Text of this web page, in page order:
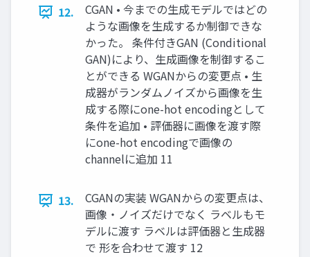
12.
CGAN • 今までの生成モデルではどの
ような画像を生成するか制御できな
かった。 条件付きGAN (Conditional
GAN)により、生成画像を制御するこ
とができる WGANからの変更点 • 生
成器がランダムノイズから画像を生
成する際にone-hot encodingとして
条件を追加 • 評価器に画像を渡す際
にone-hot encodingで画像の
channelに追加 11
13.
CGANの実装 WGANからの変更点は、
画像・ノイズだけでなく ラベルもモ
デルに渡す ラベルは評価器と生成器
で 形を合わせて渡す 12